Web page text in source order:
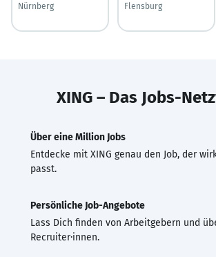
Nürnberg
Flensburg
XING – Das Jobs-
Über eine Million Jobs
Entdecke mit XING genau den Job, der
passt.
Persönliche Job-Angebote
Lass Dich finden von Arbeitgebern und
Recruiter·innen.